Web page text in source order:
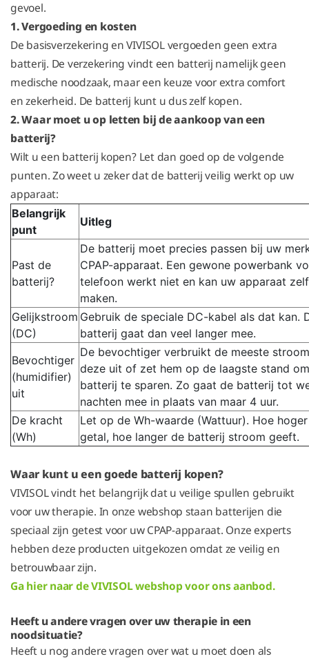
gevoel.
1. Vergoeding en kosten
De basisverzekering en VIVISOL vergoeden geen extra
batterij. De verzekering vindt een batterij namelijk geen
medische noodzaak, maar een keuze voor extra comfort
en zekerheid. De batterij kunt u dus zelf kopen.
2. Waar moet u op letten bij de aankoop van een
batterij?
Wilt u een batterij kopen? Let dan goed op de volgende
punten. Zo weet u zeker dat de batterij veilig werkt op uw
apparaat:
Belangrijk
punt
Uitleg
Past de
batterij?
De batterij moet precies passen bij uw
CPAP-apparaat. Een gewone powerbank
telefoon werkt niet en kan uw apparaat
maken.
Gelijkstroom
(DC)
Gebruik de speciale DC-kabel als dat kan.
batterij gaat dan veel langer mee.
Bevochtiger
(humidifier)
uit
De bevochtiger verbruikt de meeste
deze uit of zet hem op de laagste stand
batterij te sparen. Zo gaat de batterij tot
nachten mee in plaats van maar 4 uur.
De kracht
(Wh)
Let op de Wh-waarde (Wattuur). Hoe
getal, hoe langer de batterij stroom geeft.
Waar kunt u een goede batterij kopen?
VIVISOL vindt het belangrijk dat u veilige spullen gebruikt
voor uw therapie. In onze webshop staan batterijen die
speciaal zijn getest voor uw CPAP-apparaat. Onze experts
hebben deze producten uitgekozen omdat ze veilig en
betrouwbaar zijn.
Ga hier naar de VIVISOL webshop voor ons aanbod.
Heeft u andere vragen over uw therapie in een
noodsituatie?
Heeft u nog andere vragen over wat u moet doen als